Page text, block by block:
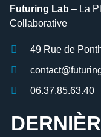
Futuring Lab – La
Collaborative
49 Rue de
06.37.85.63.40